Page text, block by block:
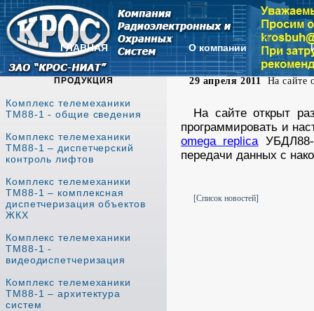
ГЛАВНАЯ
ПРОДУКЦИЯ
Комплекс телемеханики
ТМ88-1 - общие сведения
Комплекс телемеханики
ТМ88-1 – диспетчерский
контроль лифтов
Комплекс телемеханики
ТМ88-1 – комплексная
диспетчеризация объектов
ЖКХ
Комплекс телемеханики
ТМ88-1 -
видеодиспетчеризация
Комплекс телемеханики
ТМ88-1 – архитектура
систем
О компании
29 апреля 2011 На сайте
На сайте открыт
программировать и
omega replicaУБДЛ88-
передачи данных с
[Список новостей]